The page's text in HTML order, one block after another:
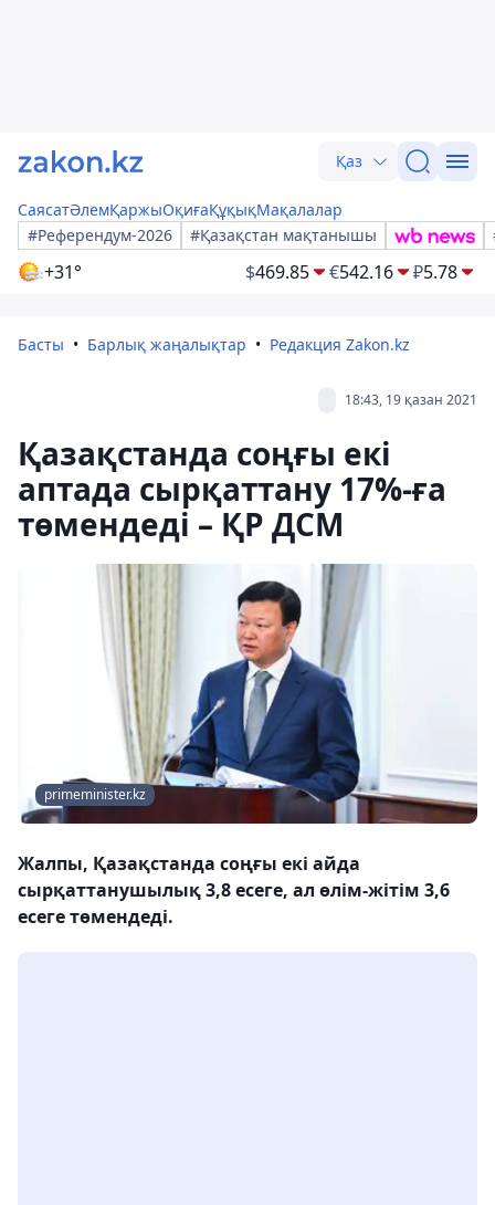
Қаз
СаясатӘлемҚаржыОқиғаҚұқықМақалалар
#Референдум-2026
#Қазақстан мақтанышы
+31° $469.85 €542.16 ₽5.78
Басты Барлық жаңалықтар Редакция Zakon.kz
18:43, 19 қазан 2021
Қазақстанда соңғы екі
аптада сырқаттану 17%-ға
төмендеді – ҚР ДСМ
primeminister.kz
Жалпы, Қазақстанда соңғы екі айда
сырқаттанушылық 3,8 есеге, ал өлім-жітім 3,6
есеге төмендеді.